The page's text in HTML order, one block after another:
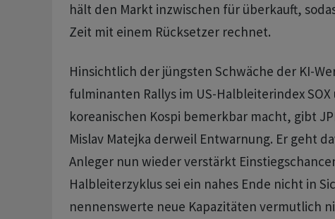
hält den Markt inzwischen für überkauft,
Zeit mit einem Rücksetzer rechnet.
Hinsichtlich der jüngsten Schwäche der KI-
fulminanten Rallys im US-Halbleiterindex
koreanischen Kospi bemerkbar macht, gibt
Mislav Matejka derweil Entwarnung. Er geht
Anleger nun wieder verstärkt
Halbleiterzyklus sei ein nahes Ende nicht in
nennenswerte neue Kapazitäten vermutlich